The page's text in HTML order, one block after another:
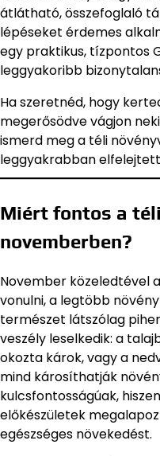
átlátható, összefoglaló
lépéseket érdemes
egy praktikus, tízpontos
leggyakoribb
Ha szeretnéd, hogy
megerősödve vágjon
ismerd meg a téli
leggyakrabban
Miért fontos a
novemberben?
November közeledtével
vonulni, a legtöbb
természet látszólag
veszély leselkedik: a
okozta károk, vagy a
mind károsíthatják
kulcsfontosságúak,
előkészületek
egészséges növekedést.